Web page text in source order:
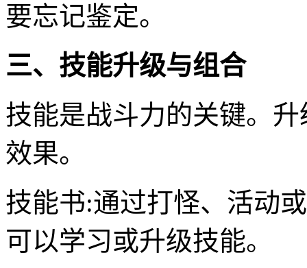
要忘记鉴定。
三、技能升级与组合
技能是战斗力的关键。
效果。
技能书:通过打怪、活动
可以学习或升级技能。